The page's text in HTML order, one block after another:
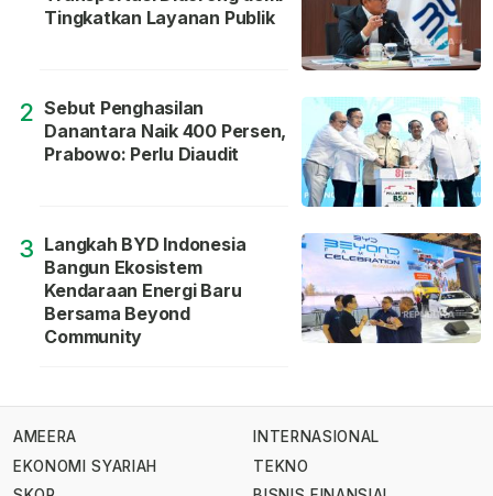
Tingkatkan Layanan Publik
2 Sebut Penghasilan
Danantara Naik 400 Persen,
Prabowo: Perlu Diaudit
3 Langkah BYD Indonesia
Bangun Ekosistem
Kendaraan Energi Baru
Bersama Beyond
Community
AMEERA
EKONOMI SYARIAH
INTERNASIONAL
TEKNO